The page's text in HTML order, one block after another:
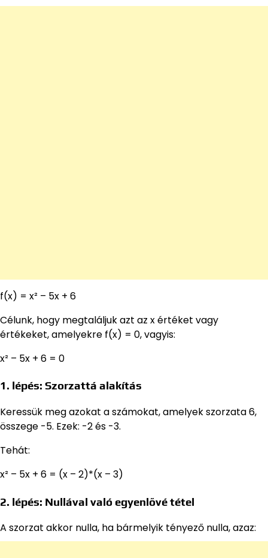
f(x) = x² – 5x + 6
Célunk, hogy megtaláljuk azt az x értéket vagy
értékeket, amelyekre f(x) = 0, vagyis:
x² – 5x + 6 = 0
1. lépés: Szorzattá alakítás
Keressük meg azokat a számokat, amelyek szorzata 6,
összege -5. Ezek: -2 és -3.
Tehát:
x² – 5x + 6 = (x – 2)*(x – 3)
2. lépés: Nullával való egyenlővé tétel
A szorzat akkor nulla, ha bármelyik tényező nulla, azaz: